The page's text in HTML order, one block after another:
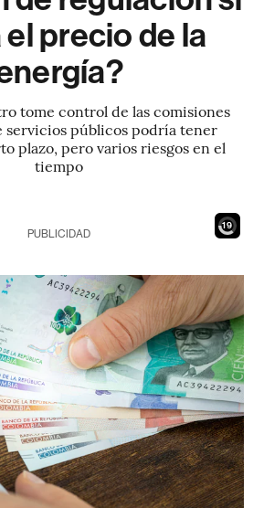
el precio de la
tome control de las comisiones
servicios públicos podría tener
plazo, pero varios riesgos en el
tiempo
17
PUBLICIDAD